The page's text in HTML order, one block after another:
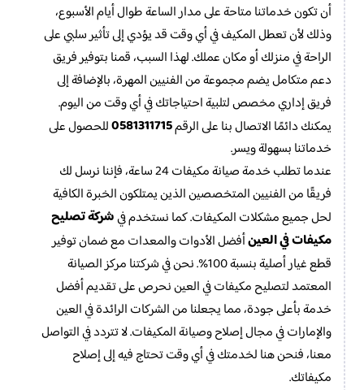
أن تكون خدماتنا متاحة على مدار الساعة طوال أيام الأسبوع،
وذلك لأن تعطل المكيف في أي وقت قد يؤدي إلى تأثير سلبي على
الراحة في منزلك أو مكان عملك. لهذا السبب، قمنا بتوفير فريق
دعم متكامل يضم مجموعة من الفنيين المهرة، بالإضافة إلى
فريق إداري مخصص لتلبية احتياجاتك في أي وقت من اليوم.
يمكنك دائمًا الاتصال بنا على الرقم0581311715للحصول على
خدماتنا بسهولة ويسر.
عندما تطلب خدمة صيانة مكيفات 24 ساعة، فإننا نرسل لك
فريقًا من الفنيين المتخصصين الذين يمتلكون الخبرة الكافية
لحل جميع مشكلات المكيفات. كما نستخدم فيشركة تصليح
مكيفات في العينأفضل الأدوات والمعدات مع ضمان توفير
قطع غيار أصلية بنسبة 100%. نحن في شركتنا مركز الصيانة
المعتمد لتصليح مكيفات في العين نحرص على تقديم أفضل
خدمة بأعلى جودة، مما يجعلنا من الشركات الرائدة في العين
والإمارات في مجال إصلاح وصيانة المكيفات. لا تتردد في التواصل
معنا، فنحن هنا لخدمتك في أي وقت تحتاج فيه إلى إصلاح
مكيفاتك.